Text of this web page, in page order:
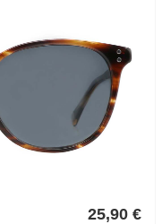
25,90 €